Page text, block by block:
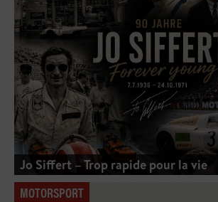
Jo Siffert – Trop rapide pour la vie
MOTORSPORT